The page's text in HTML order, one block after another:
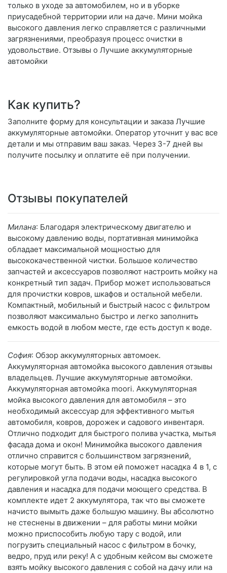
только в уходе за автомобилем, но и в уборке
приусадебной территории или на даче. Мини мойка
высокого давления легко справляется с различными
загрязнениями, преобразуя процесс очистки в
удовольствие. Отзывы о Лучшие аккумуляторные
автомойки
Как купить?
Заполните форму для консультации и заказа Лучшие
аккумуляторные автомойки. Оператор уточнит у вас все
детали и мы отправим ваш заказ. Через 3-7 дней вы
получите посылку и оплатите её при получении.
Отзывы покупателей
Милана: Благодаря электрическому двигателю и
высокому давлению воды, портативная минимойка
обладает максимальной мощностью для
высококачественной чистки. Большое количество
запчастей и аксессуаров позволяют настроить мойку на
конкретный тип задач. Прибор может использоваться
для прочистки ковров, шкафов и остальной мебели.
Компактный, мобильный и быстрый насос с фильтром
позволяют максимально быстро и легко заполнить
емкость водой в любом месте, где есть доступ к воде.
София: Обзор аккумуляторных автомоек.
Аккумуляторная автомойка высокого давления отзывы
владельцев. Лучшие аккумуляторные автомойки.
Аккумуляторная автомойка moori. Аккумуляторная
мойка высокого давления для автомобиля – это
необходимый аксессуар для эффективного мытья
автомобиля, ковров, дорожек и садового инвентаря.
Отлично подходит для быстрого полива участка, мытья
фасада дома и окон! Минимойка высокого давления
отлично справится с большинством загрязнений,
которые могут быть. В этом ей поможет насадка 4 в 1, с
регулировкой угла подачи воды, насадка высокого
давления и насадка для подачи моющего средства. В
комплекте идет 2 аккумулятора, так что вы сможете
начисто вымыть даже большую машину. Вы абсолютно
не стеснены в движении – для работы мини мойки
можно приспособить любую тару с водой, или
погрузить специальный насос с фильтром в бочку,
ведро, пруд или реку! А с удобным кейсом вы сможете
взять мойку высокого давления с собой на дачу или на